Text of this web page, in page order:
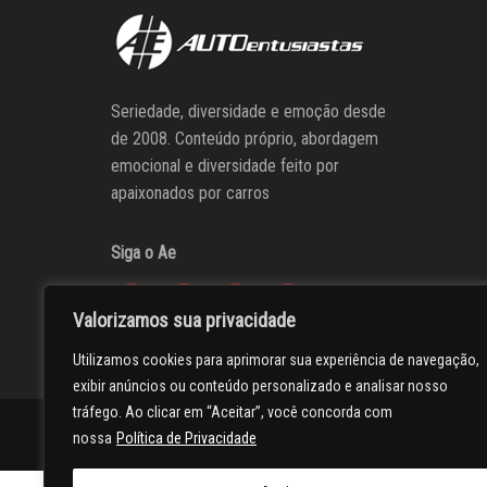
Valorizamos sua privacidade
Utilizamos cookies para aprimorar sua experiência de navegação,
exibir anúncios ou conteúdo personalizado e analisar nosso
tráfego. Ao clicar em “Aceitar”, você concorda com
nossa Política de Privacidade
Seriedade, diversidade e emoção desde
de 2008. Conteúdo próprio, abordagem
emocional e diversidade feito por
apaixonados por carros
Siga o Ae
AUTOentusiastas Editores